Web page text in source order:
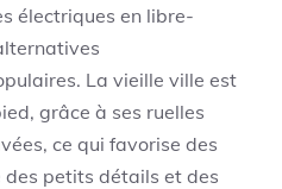
électriques en libre-
La vieille ville est
grâce à ses ruelles
ce qui favorise des
petits détails et des